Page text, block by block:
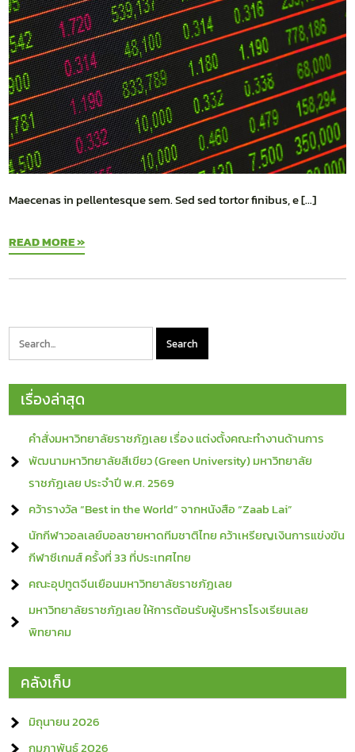
Maecenas in pellentesque sem. Sed sed tortor finibus, e […]
READ MORE »
เรื่องล่าสุด
คำสั่งมหาวิทยาลัยราชภัฏเลย เรื่อง แต่งตั้งคณะทำงานด้านการ
พัฒนามหาวิทยาลัยสีเขียว (Green University) มหาวิทยาลัย
ราชภัฏเลย ประจำปี พ.ศ. 2569
คว้ารางวัล “Best in the World” จากหนังสือ “Zaab Lai”
นักกีฬาวอลเลย์บอลชายหาดทีมชาติไทย คว้าเหรียญเงินการแข่งขัน
กีฬาซีเกมส์ ครั้งที่ 33 ที่ประเทศไทย
คณะอุปทูตจีนเยือนมหาวิทยาลัยราชภัฏเลย
มหาวิทยาลัยราชภัฏเลย ให้การต้อนรับผู้บริหารโรงเรียนเลย
พิทยาคม
คลังเก็บ
มิถุนายน 2026
กุมภาพันธ์ 2026